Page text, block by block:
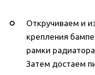
Откручиваем и
крепления
рамки
Затем достаем